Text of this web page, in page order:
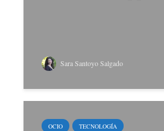
Sara Santoyo Salgado
OCIO TECNOLOGÍA